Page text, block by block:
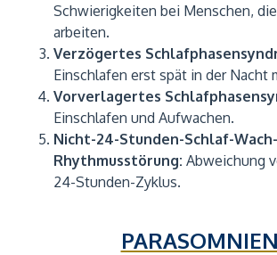
Schwierigkeiten bei Menschen,
arbeiten.
Verzögertes
Einschlafen erst spät in der Nacht
Vorverlagertes
Einschlafen und Aufwachen.
Nicht-24-Stunden-Schlaf-Wach-
Rhythmusstörung: Abweichung
24-Stunden-Zyklus.
PARASOMNIEN